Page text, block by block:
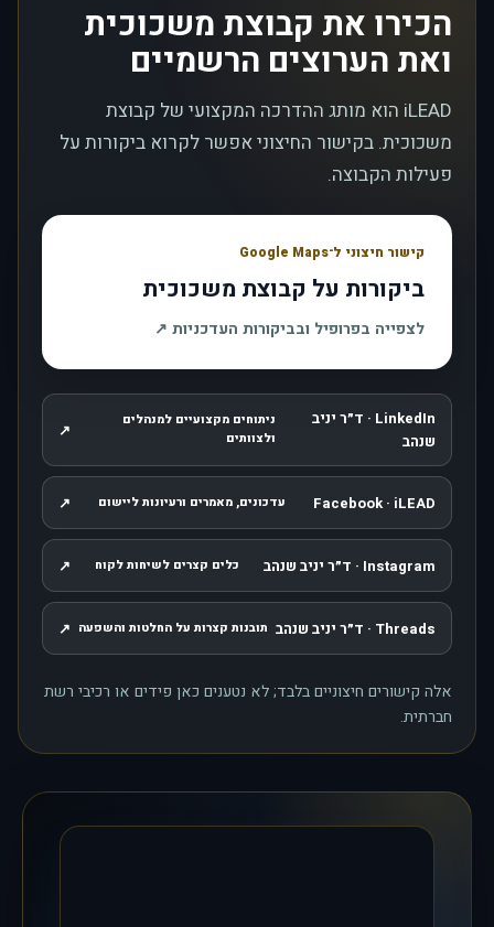
הכירו את קבוצת משכוכית
ואת הערוצים הרשמיים
iLEAD הוא מותג ההדרכה המקצועי של קבוצת
משכוכית. בקישור החיצוני אפשר לקרוא ביקורות על
פעילות הקבוצה.
קישור חיצוני ל־Google Maps
ביקורות על קבוצת משכוכית
לצפייה בפרופיל ובביקורות העדכניות ↗
LinkedIn · ד״ר יניב
שנהב
ניתוחים מקצועיים למנהלים
ולצוותים
↗ , נפתח בחלון חדש
Facebook · iLEAD עדכונים, מאמרים ורעיונות ליישום ↗ , נפתח בחלון חדש
Instagram · ד״ר יניב שנהב כלים קצרים לשיחות לקוח ↗ , נפתח בחלון חדש
Threads · ד״ר יניב שנהב תובנות קצרות על החלטות והשפעה ↗ , נפתח בחלון חדש
אלה קישורים חיצוניים בלבד; לא נטענים כאן פידים או רכיבי רשת
חברתית.